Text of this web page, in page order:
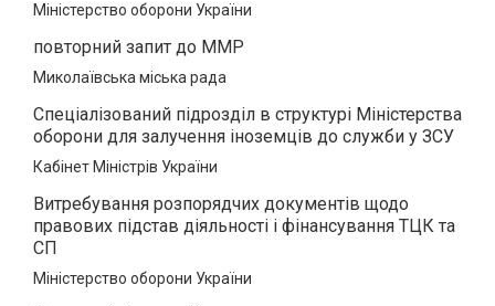
Міністерство оборони України
повторний запит до ММР
Миколаївська міська рада
Спеціалізований підрозділ в структурі Міністерства
оборони для залучення іноземців до служби у ЗСУ
Кабінет Міністрів України
Витребування розпорядчих документів щодо
правових підстав діяльності і фінансування ТЦК та
СП
Міністерство оборони України